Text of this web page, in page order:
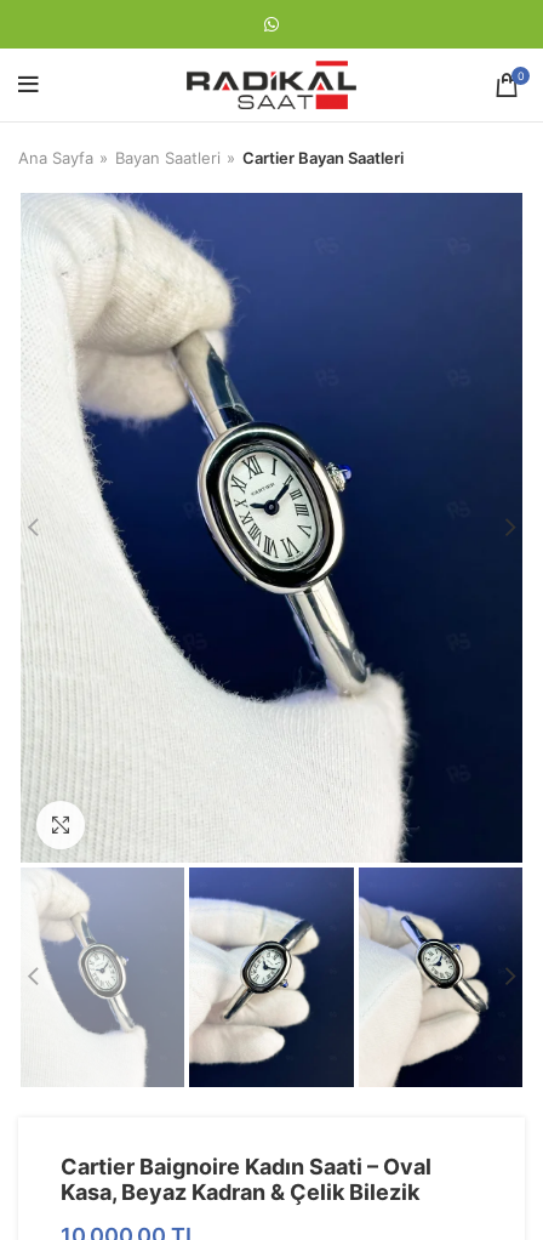
0
Ana Sayfa Bayan Saatleri Cartier Bayan Saatleri
Görseli Büyütün
Cartier Baignoire Kadın Saati – Oval
Kasa, Beyaz Kadran & Çelik Bilezik